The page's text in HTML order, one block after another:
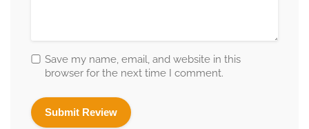
Save my name, email, and website in this
browser for the next time I comment.